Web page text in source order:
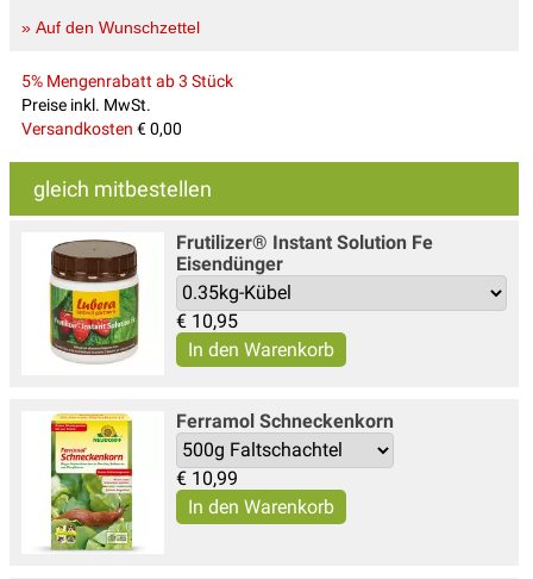
» Auf den Wunschzettel
5% Mengenrabatt ab 3 Stück
Preise inkl. MwSt.
Versandkosten € 0,00
gleich mitbestellen
Frutilizer® Instant Solution Fe
Eisendünger
€ 10,95
Ferramol Schneckenkorn
€ 10,99